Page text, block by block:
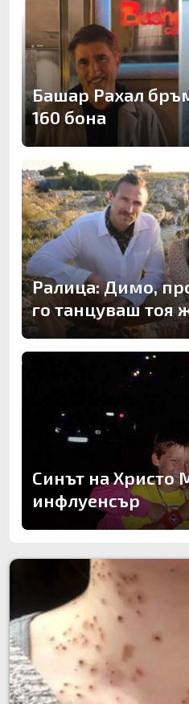
Башар Рахал
160 бона
Ралица: Димо,
го танцуваш тоя
Синът на Христо
инфлуенсър